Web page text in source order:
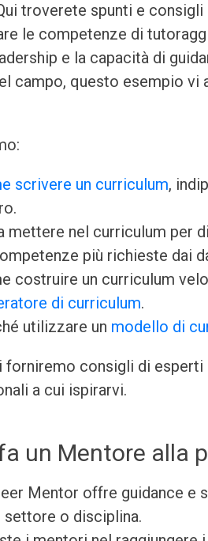
troverete spunti e
le competenze di
e la capacità di
campo, questo esempio vi
scrivere un curriculum,
mettere nel curriculum per
più richieste dai
costruire un curriculum
di curriculum.
utilizzare un modello di
forniremo consigli di
a cui ispirarvi.
un Mentore alla
Mentor offre guidance e
settore o disciplina.